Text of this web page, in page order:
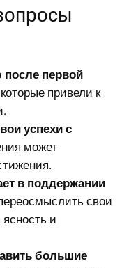
после первой
привели к
успехи с
может
в поддержании
свои
и
большие